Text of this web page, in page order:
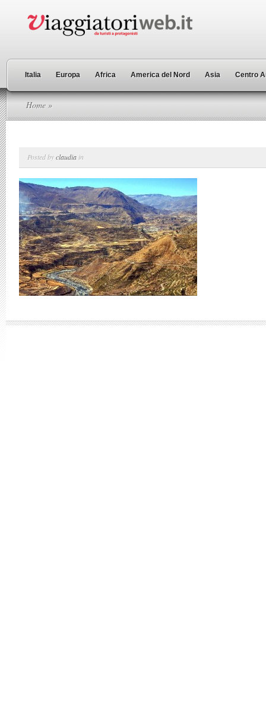
Italia Europa Africa America del Nord Asia Centro
Home »
Posted byclaudia in